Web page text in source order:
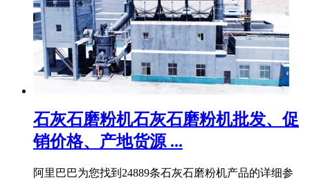
石灰石磨粉机石灰石磨粉机批发、促
销价格、产地货源 ...
阿里巴巴为您找到24889条石灰石磨粉机产品的详细参